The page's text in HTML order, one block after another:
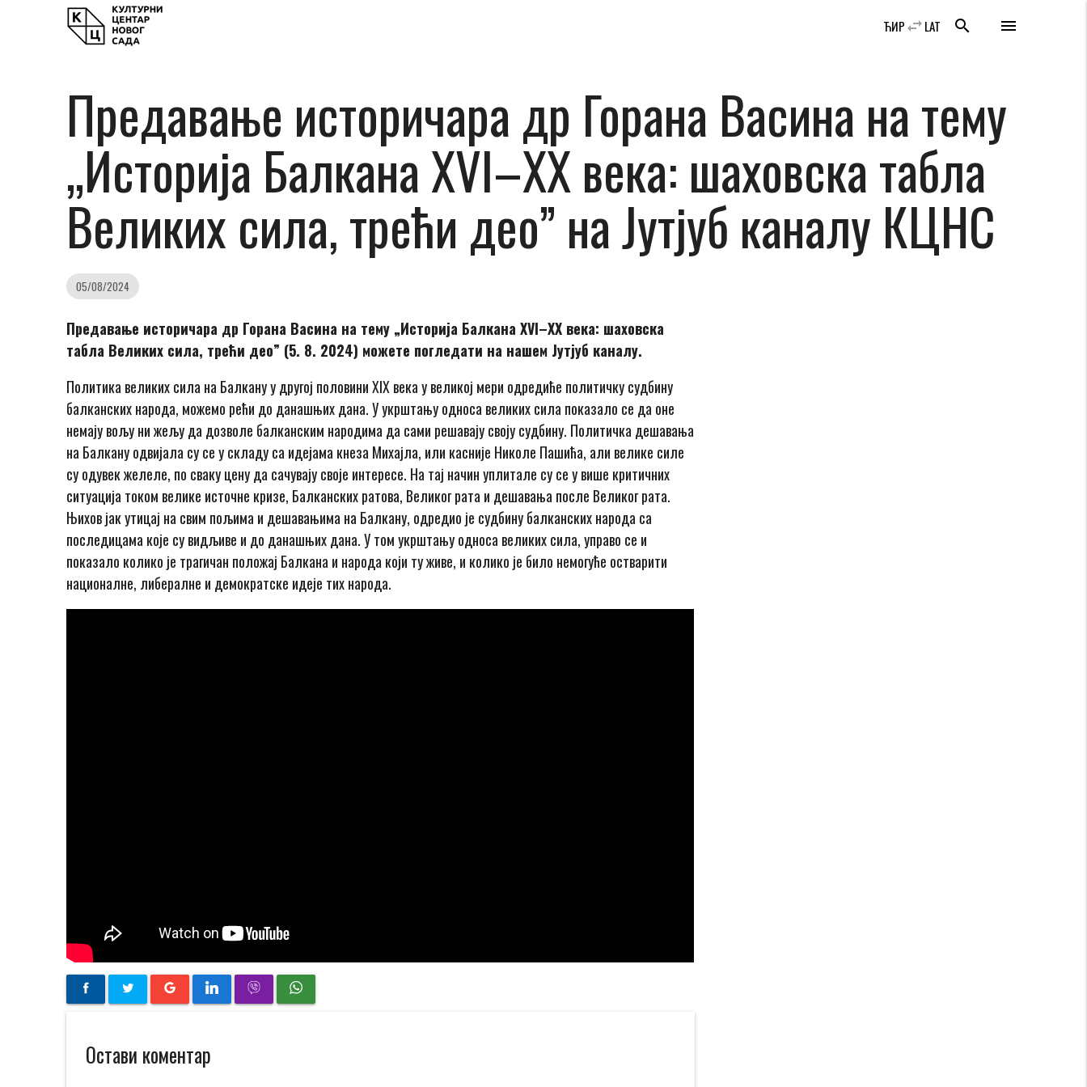
menu
search
LAT
swap_horiz
ЋИР
Предавање историчара др Горана Васина на тему
„Историја Балкана XVI–XX века: шаховска табла
Великих сила, трећи део” на Јутјуб каналу КЦНС
05/08/2024
Предавање историчара др Горана Васина на тему „Историја Балкана XVI–XX века: шаховска
табла Великих сила, трећи део” (5. 8. 2024) можете погледати на нашем Јутјуб каналу.
Политика великих сила на Балкану у другој половини XIX века у великој мери одредиће политичку судбину
балканских народа, можемо рећи до данашњих дана. У укрштању односа великих сила показало се да оне
немају вољу ни жељу да дозволе балканским народима да сами решавају своју судбину. Политичка дешавања
на Балкану одвијала су се у складу са идејама кнеза Михајла, или касније Николе Пашића, али велике силе
су одувек желеле, по сваку цену да сачувају своје интересе. На тај начин уплитале су се у више критичних
ситуација током велике источне кризе, Балканских ратова, Великог рата и дешавања после Великог рата.
Њихов јак утицај на свим пољима и дешавањима на Балкану, одредио је судбину балканских народа са
последицама које су видљиве и до данашњих дана. У том укрштању односа великих сила, управо се и
показало колико је трагичан положај Балкана и народа који ту живе, и колико је било немогуће остварити
националне, либералне и демократске идеје тих народа.
Остави коментар